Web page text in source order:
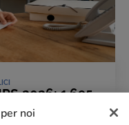
2026: 1.695
noi